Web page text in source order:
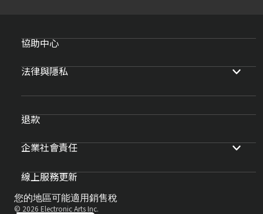
協助中心
法律與隱私
退款
企業社會責任
線上服務更新
您的地區可能適用銷售稅
© 2026 Electronic Arts Inc.